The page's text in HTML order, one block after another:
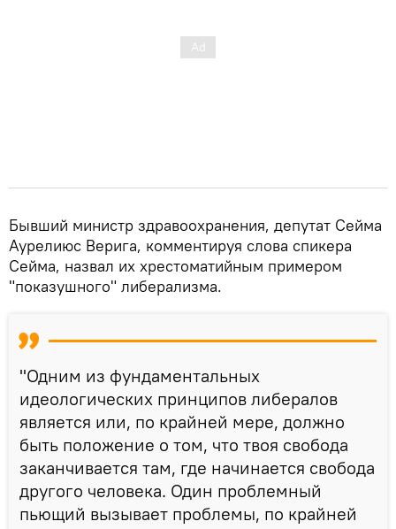
Бывший министр здравоохранения, депутат Сейма
Аурелиюс Верига, комментируя слова спикера
Сейма, назвал их хрестоматийным примером
"показушного" либерализма.
"Одним из фундаментальных
идеологических принципов либералов
является или, по крайней мере, должно
быть положение о том, что твоя свобода
заканчивается там, где начинается свобода
другого человека. Один проблемный
пьющий вызывает проблемы, по крайней